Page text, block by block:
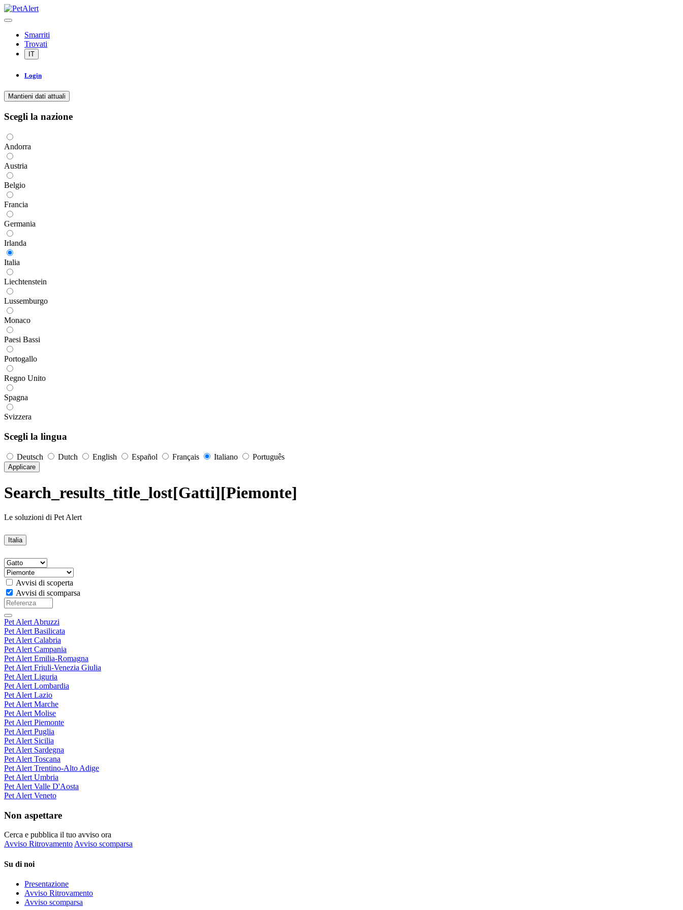
Smarriti
Trovati
IT
Login
Mantieni dati attuali
Scegli la nazione
Andorra
Austria
Belgio
Francia
Germania
Irlanda
Italia
Liechtenstein
Lussemburgo
Monaco
Paesi Bassi
Portogallo
Regno Unito
Spagna
Svizzera
Scegli la lingua
Deutsch Dutch English Español Français Italiano Português
Applicare
Search_results_title_lost[Gatti][Piemonte]
Le soluzioni di Pet Alert
Italia
Avvisi di scoperta
Avvisi di scomparsa
Pet Alert Abruzzi
Pet Alert Basilicata
Pet Alert Calabria
Pet Alert Campania
Pet Alert Emilia-Romagna
Pet Alert Friuli-Venezia Giulia
Pet Alert Liguria
Pet Alert Lombardia
Pet Alert Lazio
Pet Alert Marche
Pet Alert Molise
Pet Alert Piemonte
Pet Alert Puglia
Pet Alert Sicilia
Pet Alert Sardegna
Pet Alert Toscana
Pet Alert Trentino-Alto Adige
Pet Alert Umbria
Pet Alert Valle D'Aosta
Pet Alert Veneto
Non aspettare
Cerca e pubblica il tuo avviso ora
Avviso RitrovamentoAvviso scomparsa
Su di noi
Presentazione
Avviso Ritrovamento
Avviso scomparsa